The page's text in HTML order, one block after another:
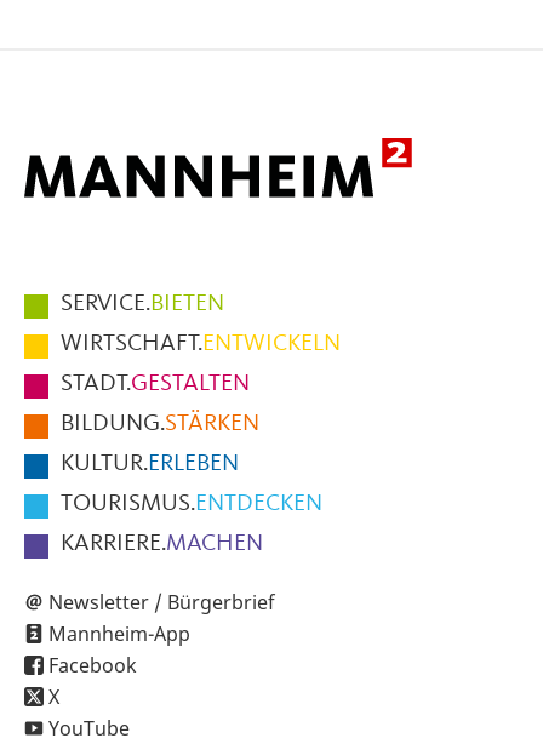
Hauptmenüpunkte
im
Fußbereich
der
Seite
SERVICE.BIETEN
WIRTSCHAFT.ENTWICKELN
STADT.GESTALTEN
BILDUNG.STÄRKEN
KULTUR.ERLEBEN
TOURISMUS.ENTDECKEN
KARRIERE.MACHEN
Newsletter / Bürgerbrief
Mannheim-App
Facebook
X
YouTube